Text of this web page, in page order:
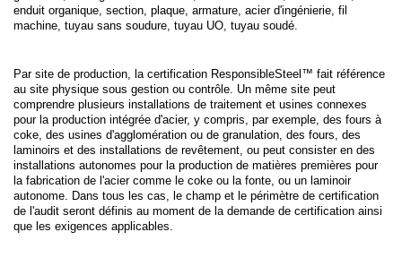
enduit organique, section, plaque, armature, acier d'ingénierie, fil
machine, tuyau sans soudure, tuyau UO, tuyau soudé.
Par site de production, la certification ResponsibleSteel™ fait référence
au site physique sous gestion ou contrôle. Un même site peut
comprendre plusieurs installations de traitement et usines connexes
pour la production intégrée d'acier, y compris, par exemple, des fours à
coke, des usines d'agglomération ou de granulation, des fours, des
laminoirs et des installations de revêtement, ou peut consister en des
installations autonomes pour la production de matières premières pour
la fabrication de l'acier comme le coke ou la fonte, ou un laminoir
autonome. Dans tous les cas, le champ et le périmètre de certification
de l'audit seront définis au moment de la demande de certification ainsi
que les exigences applicables.